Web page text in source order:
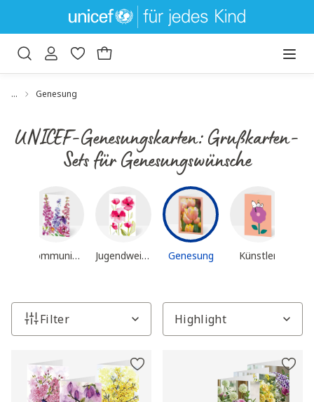
Hauptinhalt springen
Zur Suche springen
… Genesung
UNICEF-Genesungskarten: Grußkarten-
Sets für Genesungswünsche
Kommunionskarten Jugendweihe Genesung Künstler
Filter